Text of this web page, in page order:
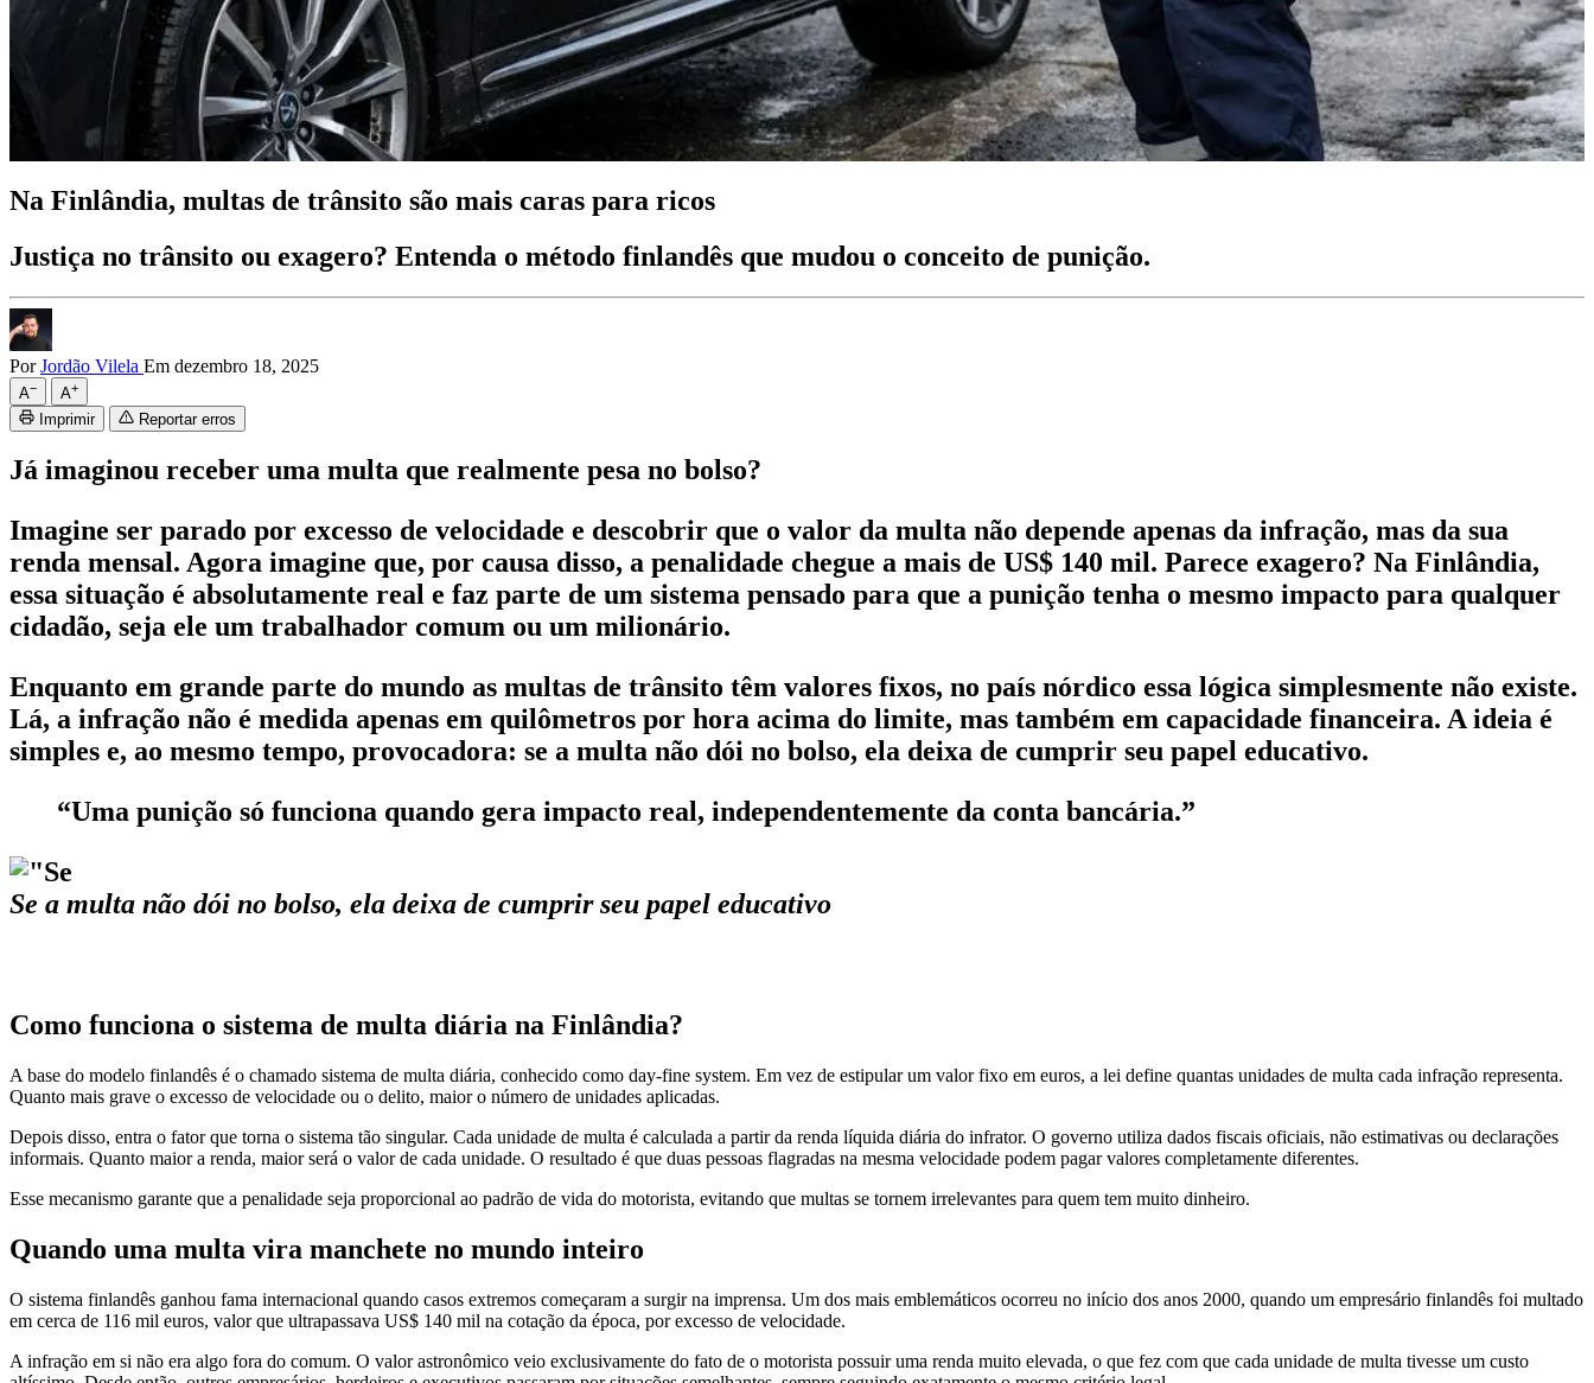
Na Finlândia, multas de trânsito são mais caras para ricos
Justiça no trânsito ou exagero? Entenda o método finlandês que mudou o conceito de punição.
PorJordão Vilela Em dezembro 18, 2025
A− A+
Imprimir Reportar erros
Já imaginou receber uma multa que realmente pesa no bolso?
Imagine ser parado por excesso de velocidade e descobrir que o valor da multa não depende apenas da infração, mas da sua
renda mensal. Agora imagine que, por causa disso, a penalidade chegue a mais de US$ 140 mil. Parece exagero? Na Finlândia,
essa situação é absolutamente real e faz parte de um sistema pensado para que a punição tenha o mesmo impacto para qualquer
cidadão, seja ele um trabalhador comum ou um milionário.
Enquanto em grande parte do mundo as multas de trânsito têm valores fixos, no país nórdico essa lógica simplesmente não existe.
Lá, a infração não é medida apenas em quilômetros por hora acima do limite, mas também em capacidade financeira. A ideia é
simples e, ao mesmo tempo, provocadora: se a multa não dói no bolso, ela deixa de cumprir seu papel educativo.
“Uma punição só funciona quando gera impacto real, independentemente da conta bancária.”
Se a multa não dói no bolso, ela deixa de cumprir seu papel educativo
Como funciona o sistema de multa diária na Finlândia?
A base do modelo finlandês é o chamado sistema de multa diária, conhecido como day-fine system. Em vez de estipular um valor fixo em euros, a lei define quantas unidades de multa cada infração representa.
Quanto mais grave o excesso de velocidade ou o delito, maior o número de unidades aplicadas.
Depois disso, entra o fator que torna o sistema tão singular. Cada unidade de multa é calculada a partir da renda líquida diária do infrator. O governo utiliza dados fiscais oficiais, não estimativas ou declarações
informais. Quanto maior a renda, maior será o valor de cada unidade. O resultado é que duas pessoas flagradas na mesma velocidade podem pagar valores completamente diferentes.
Esse mecanismo garante que a penalidade seja proporcional ao padrão de vida do motorista, evitando que multas se tornem irrelevantes para quem tem muito dinheiro.
Quando uma multa vira manchete no mundo inteiro
O sistema finlandês ganhou fama internacional quando casos extremos começaram a surgir na imprensa. Um dos mais emblemáticos ocorreu no início dos anos 2000, quando um empresário finlandês foi multado
em cerca de 116 mil euros, valor que ultrapassava US$ 140 mil na cotação da época, por excesso de velocidade.
A infração em si não era algo fora do comum. O valor astronômico veio exclusivamente do fato de o motorista possuir uma renda muito elevada, o que fez com que cada unidade de multa tivesse um custo